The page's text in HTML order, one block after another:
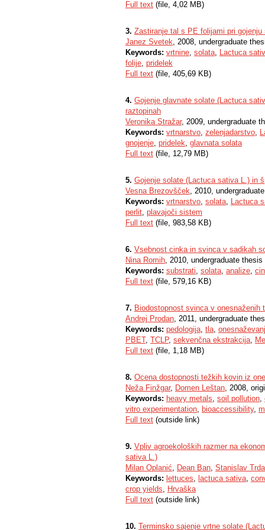
Full text (file, 4,02 MB)
3. Zastiranje tal s PE folijami pri gojenju
Janez Svetek, 2008, undergraduate
Keywords: vrtnine, solata, Lactuca
folije, pridelek
Full text (file, 405,69 KB)
4. Gojenje glavnate solate (Lactuca
raztopinah
Veronika Stražar, 2009, undergraduate
Keywords: vrtnarstvo, zelenjadarstvo,
gnojenje, pridelek, glavnata solata
Full text (file, 12,79 MB)
5. Gojenje solate (Lactuca sativa L.) in
Vesna Brezovšček, 2010,
Keywords: vrtnarstvo, solata, Lactuca
perlit, plavajoči sistem
Full text (file, 983,58 KB)
6. Vsebnost cinka in svinca v sadikah
Nina Romih, 2010, undergraduate thesis
Keywords: substrati, solata, analize,
Full text (file, 579,16 KB)
7. Biodostopnost svinca v onesnaženih
Andrej Prodan, 2011, undergraduate
Keywords: pedologija, tla,
PBET, TCLP, sekvenčna ekstrakcija,
Full text (file, 1,18 MB)
8. Ocena dostopnosti težkih kovin iz
Neža Finžgar, Domen Leštan, 2008,
Keywords: heavy metals, soil pollution,
vitro experimentation, bioaccessibility,
Full text (outside link)
9. Vpliv agroekoloških razmer na
sativa L.)
Milan Oplanić, Dean Ban, Stanislav
Keywords: lettuces, lactuca sativa,
crop yields, Hrvaška
Full text (outside link)
10. Terminsko sajenje vrtne solate